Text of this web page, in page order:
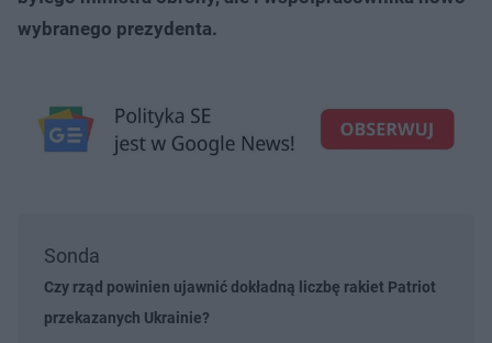
wybranego prezydenta.
Sonda
Czy rząd powinien ujawnić dokładną liczbę rakiet Patriot
przekazanych Ukrainie?